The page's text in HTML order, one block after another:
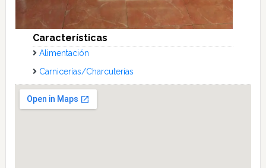
Características
Alimentación
Carnicerías/Charcuterías